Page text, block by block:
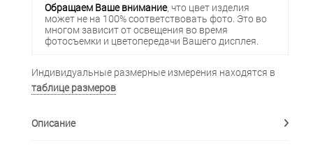
Обращаем Ваше внимание, что цвет изделия
может не на 100% соответствовать фото. Это во
многом зависит от освещения во время
фотосъемки и цветопередачи Вашего дисплея.
Индивидуальные размерные измерения находятся в
таблице размеров
Описание